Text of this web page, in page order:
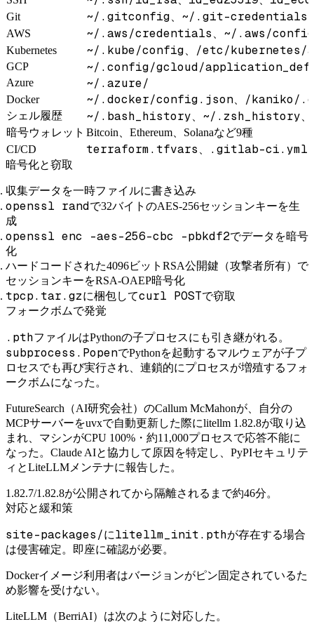
Git ~/.gitconfig ~/.git-credentials
AWS ~/.aws/credentials ~/.aws/config
Kubernetes ~/.kube/config /etc/kubernetes/
GCP ~/.config/gcloud/
Azure ~/.azure/
Docker ~/.docker/config.json /kaniko/
シェル履歴 ~/.bash_history ~/.zsh_history
暗号ウォレット Bitcoin、Ethereum、Solanaなど9種
CI/CD
terraform.tfvars .gitlab-ci.yml
暗号化と窃取
収集データを一時ファイルに書き込み
openssl randで32バイトのAES-256セッションキーを生
成
openssl enc -aes-256-cbc -pbkdf2でデータを暗号
化
ハードコードされた4096ビットRSA公開鍵（攻撃者所有）で
セッションキーをRSA-OAEP暗号化
tpcp.tar.gzに梱包してcurl POSTで窃取
フォークボムで発覚
.pthファイルはPythonの子プロセスにも引き継がれる。
subprocess.PopenでPythonを起動するマルウェアが子プ
ロセスでも再び実行され、連鎖的にプロセスが増殖するフォ
ークボムになった。
FutureSearch（AI研究会社）のCallum McMahonが、自分の
MCPサーバーをuvxで自動更新した際にlitellm 1.82.8が取り込
まれ、マシンがCPU 100%・約11,000プロセスで応答不能に
なった。Claude AIと協力して原因を特定し、PyPIセキュリテ
ィとLiteLLMメンテナに報告した。
1.82.7/1.82.8が公開されてから隔離されるまで約46分。
対応と緩和策
site-packages/にlitellm_init.pthが存在する場合
は侵害確定。即座に確認が必要。
Dockerイメージ利用者はバージョンがピン固定されているた
め影響を受けない。
LiteLLM（BerriAI）は次のように対応した。